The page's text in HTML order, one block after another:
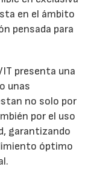
en el ámbito
pensada para
presenta una
unas
no solo por
por el uso
garantizando
óptimo